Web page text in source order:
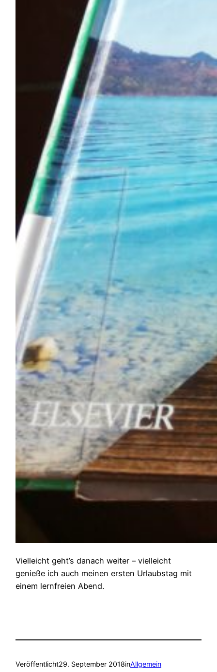
Vielleicht geht’s danach weiter – vielleicht
genieße ich auch meinen ersten Urlaubstag mit
einem lernfreien Abend.
Veröffentlicht29. September 2018inAllgemein